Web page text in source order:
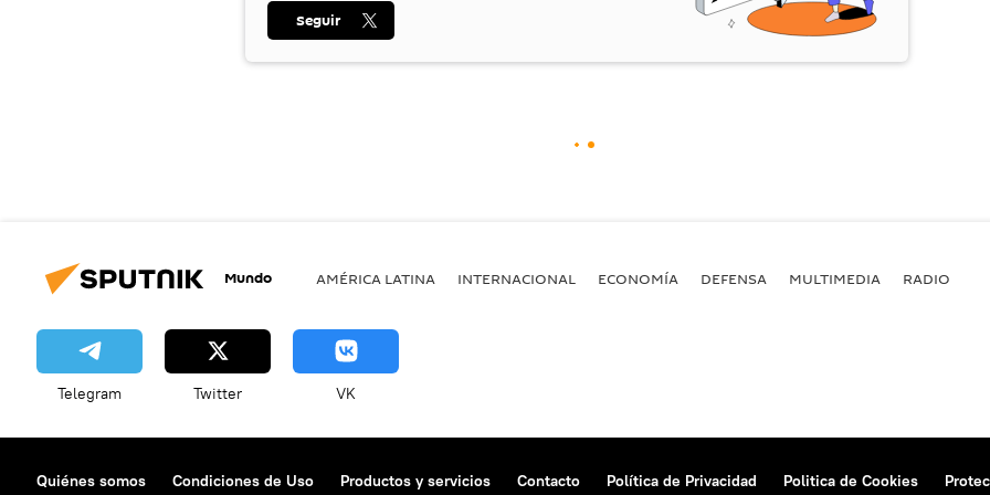
Seguir
Mundo AMÉRICA LATINA INTERNACIONAL ECONOMÍA DEFENSA MULTIMEDIA RADIO
Telegram Twitter VK
Quiénes somos Condiciones de Uso Productos y servicios Contacto Política de Privacidad Politica de Cookies